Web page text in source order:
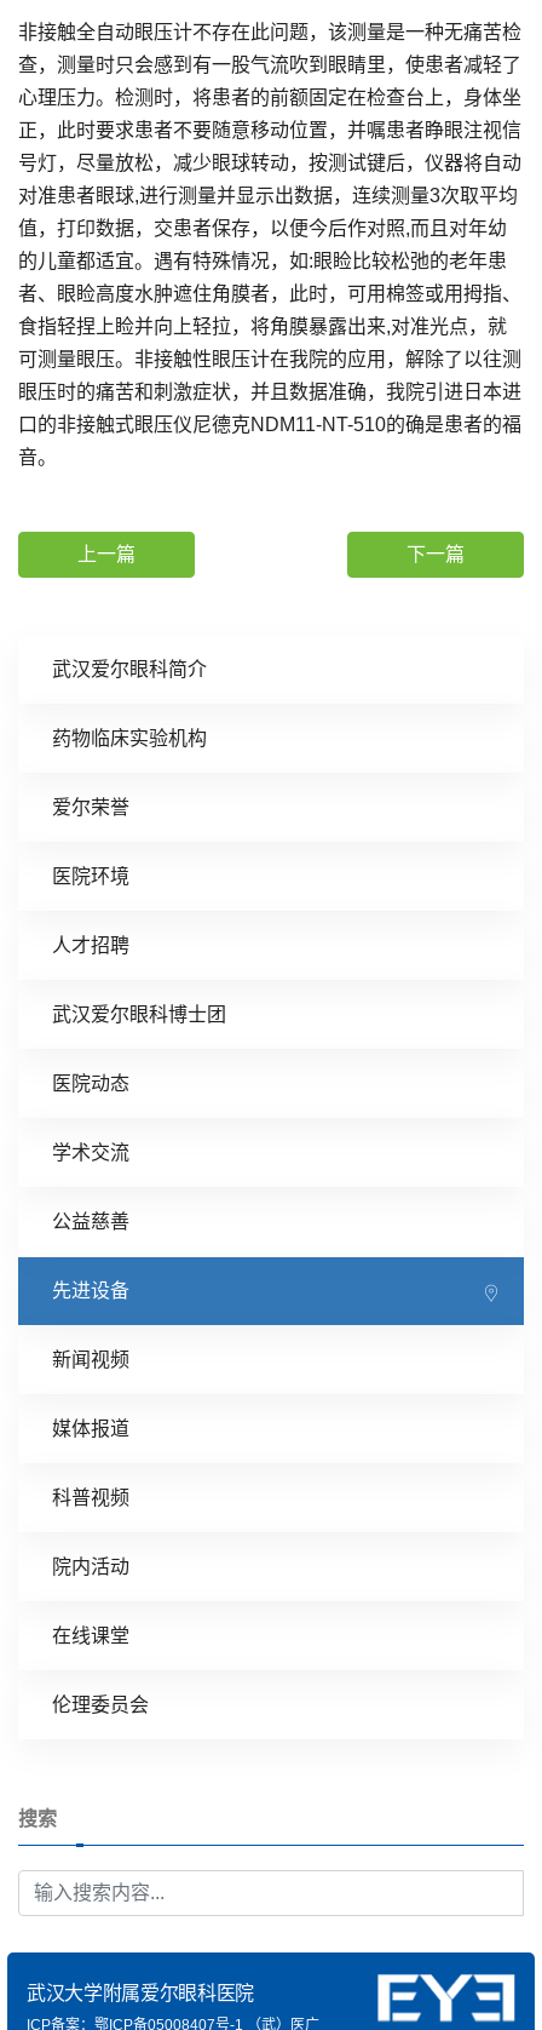
武汉爱尔眼科简介
药物临床实验机构
爱尔荣誉
医院环境
人才招聘
武汉爱尔眼科博士团
医院动态
学术交流
公益慈善
先进设备
新闻视频
媒体报道
科普视频
院内活动
在线课堂
伦理委员会
搜索
非接触全自动眼压计不存在此问题，该测量是一种无痛苦检
查，测量时只会感到有一股气流吹到眼睛里，使患者减轻了
心理压力。检测时，将患者的前额固定在检查台上，身体坐
正，此时要求患者不要随意移动位置，并嘱患者睁眼注视信
号灯，尽量放松，减少眼球转动，按测试键后，仪器将自动
对准患者眼球,进行测量并显示出数据，连续测量3次取平均
值，打印数据，交患者保存，以便今后作对照,而且对年幼
的儿童都适宜。遇有特殊情况，如:眼睑比较松弛的老年患
者、眼睑高度水肿遮住角膜者，此时，可用棉签或用拇指、
食指轻捏上睑并向上轻拉，将角膜暴露出来,对准光点，就
可测量眼压。非接触性眼压计在我院的应用，解除了以往测
眼压时的痛苦和刺激症状，并且数据准确，我院引进日本进
口的非接触式眼压仪尼德克NDM11-NT-510的确是患者的福
音。
上一篇 下一篇
武汉大学附属爱尔眼科医院
ICP备案：鄂ICP备05008407号-1 （武）医广